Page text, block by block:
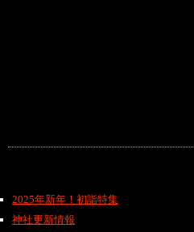
2025年新年！初詣特集
神社更新情報